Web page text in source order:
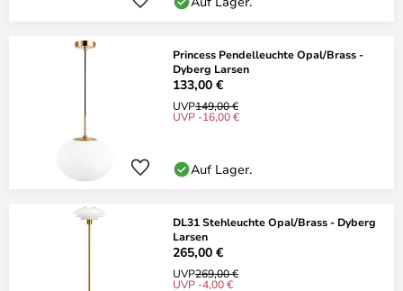
Princess Pendelleuchte Opal/Brass -
Dyberg Larsen
133,00 €
UVP149,00 €
UVP -16,00 €
Auf Lager.
DL31 Stehleuchte Opal/Brass - Dyberg
Larsen
265,00 €
UVP269,00 €
UVP -4,00 €